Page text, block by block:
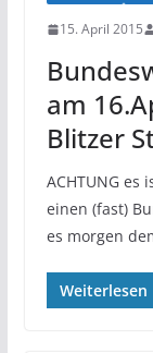
15. April 2015
am
Blitzer
ACHTUNG
einen (fast)
es morgen
Weiterlesen